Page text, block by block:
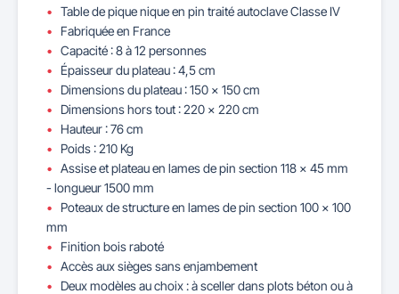
Table de pique nique en pin traité autoclave Classe IV
Fabriquée en France
Capacité : 8 à 12 personnes
Épaisseur du plateau : 4,5 cm
Dimensions du plateau : 150 x 150 cm
Dimensions hors tout : 220 x 220 cm
Hauteur : 76 cm
Poids : 210 Kg
Assise et plateau en lames de pin section 118 x 45 mm
- longueur 1500 mm
Poteaux de structure en lames de pin section 100 x 100
mm
Finition bois raboté
Accès aux sièges sans enjambement
Deux modèles au choix : à sceller dans plots béton ou à